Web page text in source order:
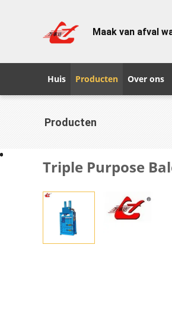
Maak van afval
Huis Producten Over ons
Producten
Triple Purpose